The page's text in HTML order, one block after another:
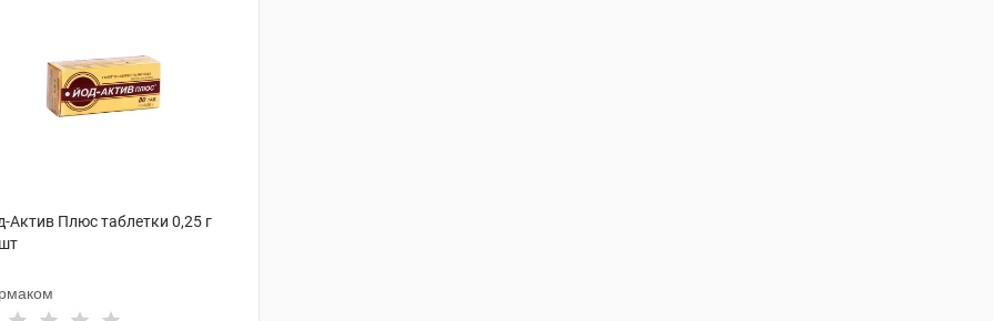
Актив Плюс таблетки 0,25 г